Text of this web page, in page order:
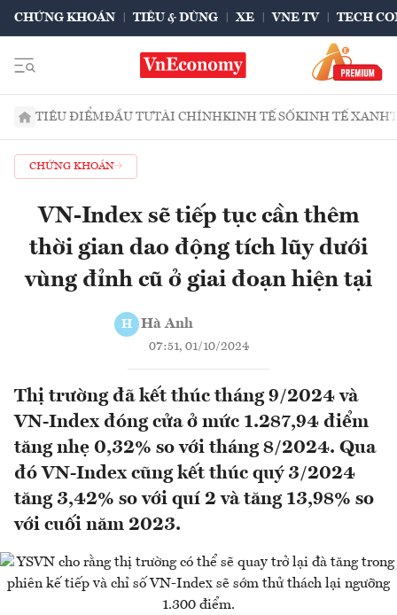
CHỨNG KHOÁN TIÊU & DÙNG XE VNE TV TECH
TIÊU ĐIỂMĐẦU TƯTÀI CHÍNHKINH TẾ SỐKINH TẾ XANH
CHỨNG KHOÁN
VN-Index sẽ tiếp tục cần thêm
thời gian dao động tích lũy dưới
vùng đỉnh cũ ở giai đoạn hiện tại
H Hà Anh
07:51, 01/10/2024
Thị trường đã kết thúc tháng 9/2024 và
VN-Index đóng cửa ở mức 1.287,94 điểm
tăng nhẹ 0,32% so với tháng 8/2024. Qua
đó VN-Index cũng kết thúc quý 3/2024
tăng 3,42% so với quí 2 và tăng 13,98% so
với cuối năm 2023.